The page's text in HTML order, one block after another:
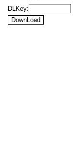
DLKey: